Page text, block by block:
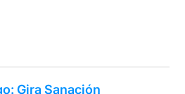
Gira Sanación